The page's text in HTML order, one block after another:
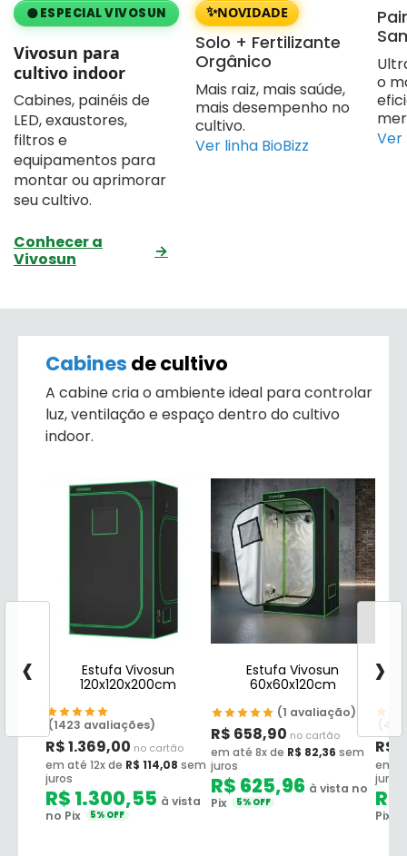
●ESPECIAL VIVOSUN
Vivosun para
cultivo indoor
Cabines, painéis de
LED, exaustores,
filtros e
equipamentos para
montar ou aprimorar
seu cultivo.
Conhecer a
Vivosun
→
✨NOVIDADE
Solo + Fertilizante
Orgânico
Mais raiz, mais saúde,
mais desempenho no
cultivo.
Ver linha BioBizz
o
Ver
Cabines de cultivo
A cabine cria o ambiente ideal para controlar
luz, ventilação e espaço dentro do cultivo
indoor.
Estufa Vivosun
120x120x200cm
(1423 avaliações)
R$1.369,00 no cartão
em até 12x de R$ 114,08 sem
juros
R$ 1.300,55 à vista
no Pix
5% OFF
Estufa Vivosun
60x60x120cm
(1 avaliação)
R$ 658,90 no cartão
em até 8x de R$ 82,36 sem
juros
R$ 625,96 à vista no
Pix
5% OFF
R$
em
juros
R$
Pix
‹ ›